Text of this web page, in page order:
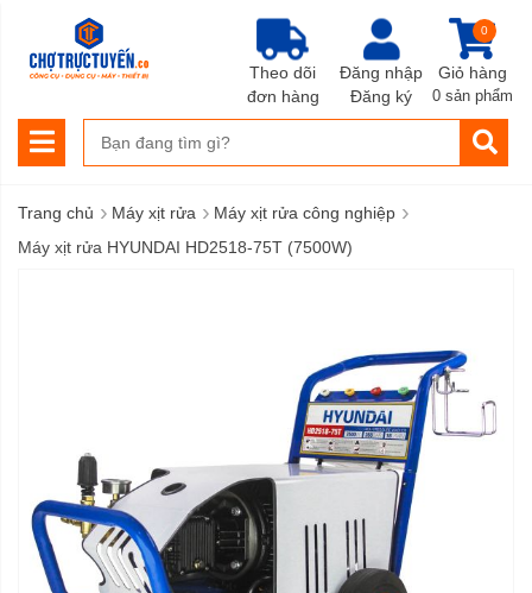
Đăng nhập
Đăng ký
Giỏ hàng
0
0 sản phẩm
Theo dõi
đơn hàng
Trang chủ › Máy xịt rửa › Máy xịt rửa công nghiệp ›
Máy xịt rửa HYUNDAI HD2518-75T (7500W)